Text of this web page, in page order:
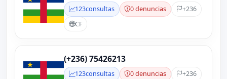
123consultas 0 denuncias
+236
CF
(+236) 75426213
123consultas 0 denuncias
+236